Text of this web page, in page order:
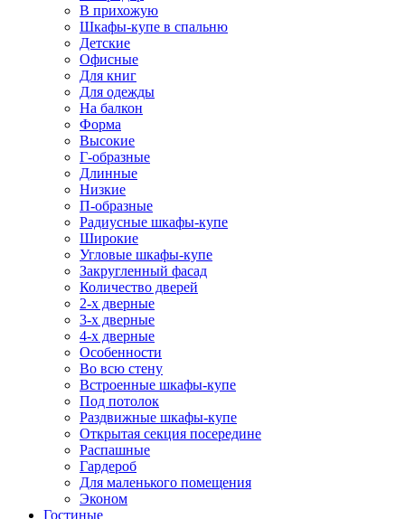
В прихожую
Шкафы-купе в спальню
Детские
Офисные
Для книг
Для одежды
На балкон
Форма
Высокие
Г-образные
Длинные
Низкие
П-образные
Радиусные шкафы-купе
Широкие
Угловые шкафы-купе
Закругленный фасад
Количество дверей
2-х дверные
3-х дверные
4-х дверные
Особенности
Во всю стену
Встроенные шкафы-купе
Под потолок
Раздвижные шкафы-купе
Открытая секция посередине
Распашные
Гардероб
Для маленького помещения
Эконом
Гостиные